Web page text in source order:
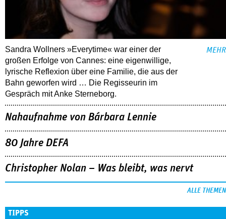
Sandra Wollners »Everytime« war einer der
großen Erfolge von Cannes: eine eigenwillige,
lyrische Reflexion über eine ­Familie, die aus der
Bahn geworfen wird … Die Regisseurin im
Gespräch mit Anke Sterneborg.
MEHR
Nahaufnahme von Bárbara Lennie
80 Jahre DEFA
Christopher Nolan – Was bleibt, was nervt
ALLE THEMEN
TIPPS